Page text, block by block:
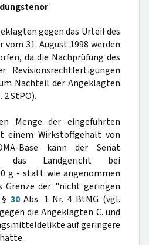
gegen das Urteil des
31. August 1998 werden
da die Nachprüfung des
Revisionsrechtfertigungen
Nachteil der Angeklagten
2 StPO).
Menge der eingeführten
einem Wirkstoffgehalt von
Base kann der Senat
das Landgericht bei
g - statt wie angenommen
Grenze der "nicht geringen
30Abs. 1 Nr. 4 BtMG (vgl.
die Angeklagten C. und
auf geringere